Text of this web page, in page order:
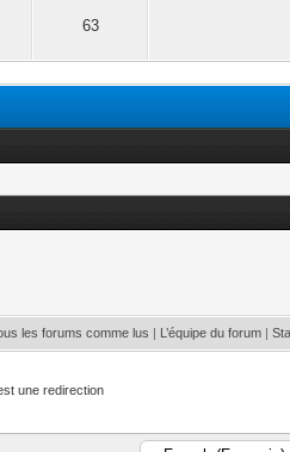
63
les forums comme lus | L’équipe du forum |
une redirection